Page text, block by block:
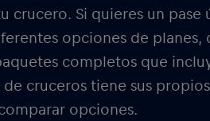
crucero. Si quieres un pase
opciones de planes,
completos que
cruceros tiene sus
opciones.